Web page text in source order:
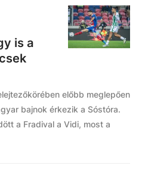
is a
előbb meglepően
bajnok érkezik a Sóstóra.
a Fradival a Vidi, most a